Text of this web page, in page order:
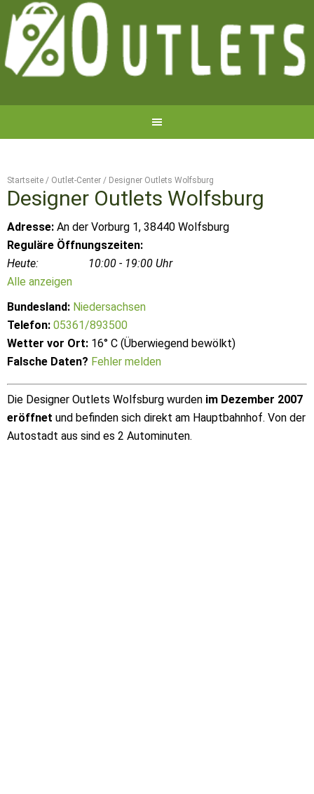
Startseite / Outlet-Center / Designer Outlets Wolfsburg
Designer Outlets Wolfsburg
Adresse: An der Vorburg 1, 38440 Wolfsburg
Reguläre Öffnungszeiten:
Heute:
10:00 - 19:00 Uhr
Alle anzeigen
Bundesland: Niedersachsen
Telefon: 05361/893500
Wetter vor Ort: 16° C (Überwiegend bewölkt)
Falsche Daten? Fehler melden
Die Designer Outlets Wolfsburg wurden im Dezember 2007
eröffnet und befinden sich direkt am Hauptbahnhof. Von der
Autostadt aus sind es 2 Autominuten.